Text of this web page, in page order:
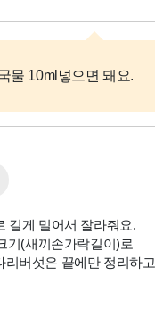
물 10ml넣으면 돼요.
길게 밀어서 잘라줘요.
기(새끼손가락길이)로
리버섯은 끝에만 정리하고